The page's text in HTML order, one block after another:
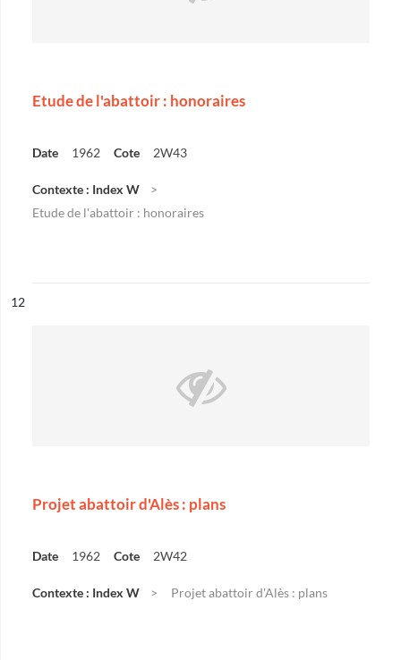
Etude de l'abattoir : honoraires
Date 1962 Cote 2W43
Contexte : Index W
Etude de l'abattoir : honoraires
n°
12
Projet abattoir d'Alès : plans
Date 1962 Cote 2W42
Contexte : Index W Projet abattoir d'Alès : plans